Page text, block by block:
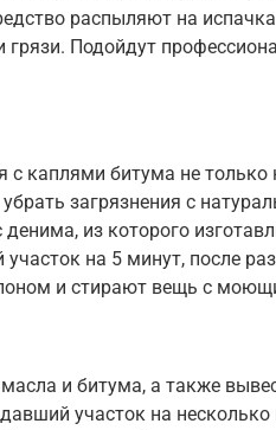
распыляют на
грязи. Подойдут
с каплями битума не только
загрязнения с
денима, из которого
на 5 минут, после
и стирают вещь с
и битума, а также
участок на несколько